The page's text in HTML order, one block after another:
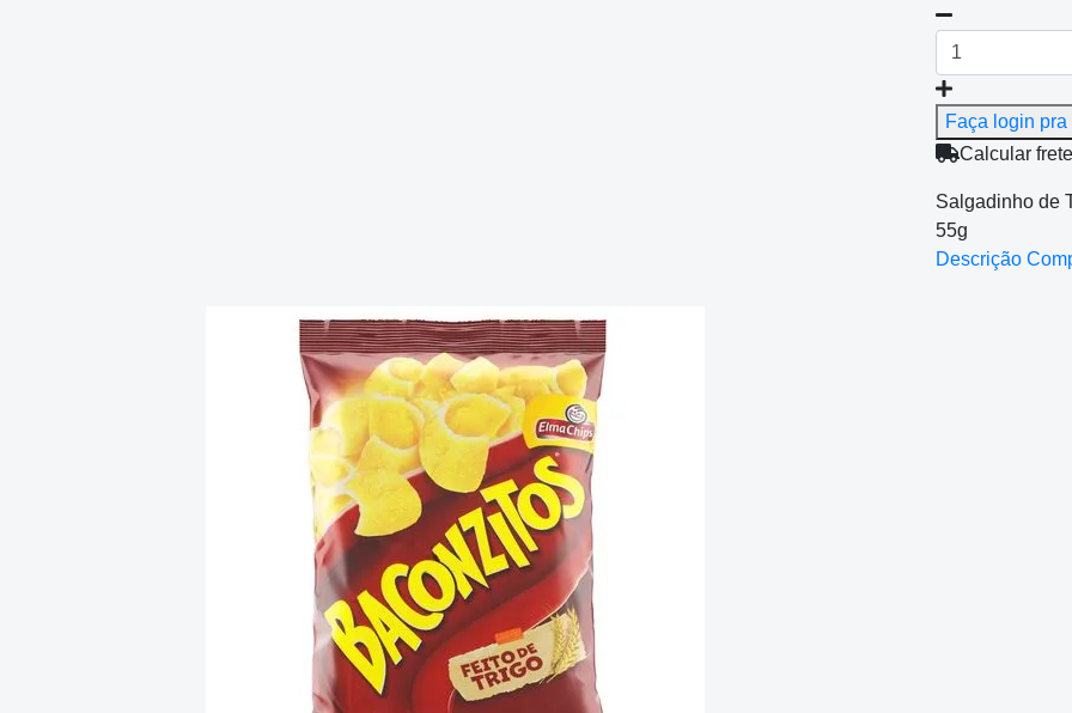
Faça login
Calcular frete
Salgadinho de
55g
Descrição